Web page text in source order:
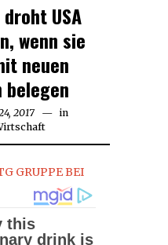
USA
wenn sie
neuen
belegen
2017
in
GRUPPE BEI